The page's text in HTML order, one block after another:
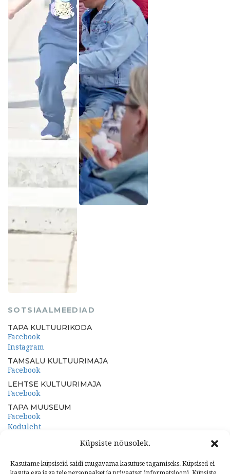
Küpsiste nõusolek.
Kasutame küpsiseid saidi mugavama kasutuse tagamiseks. Küpsised ei
SOTSIAALMEEDIAD
TAPA KULTUURIKODA
Facebook
Instagram
TAMSALU KULTUURIMAJA
Facebook
LEHTSE KULTUURIMAJA
Facebook
TAPA MUUSEUM
Facebook
Koduleht
PORKUNI PAEMUUSEUM
Koduleht